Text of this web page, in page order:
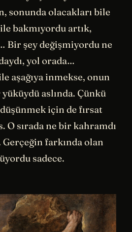
sonunda olacakları bile
bakmıyordu artık,
Bir şey değişmiyordu ne
yol orada…
aşağıya inmekse, onun
yüküydü aslında. Çünkü
için de fırsat
O sırada ne bir kahramdı
farkında olan
sadece.